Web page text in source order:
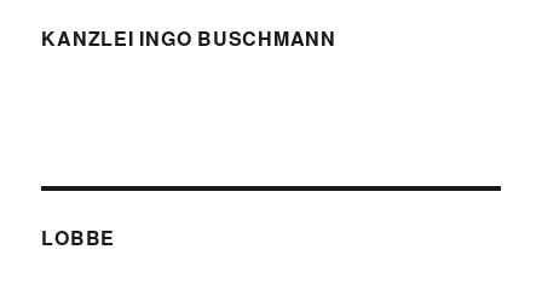
KANZLEI INGO BUSCHMANN
LOBBE